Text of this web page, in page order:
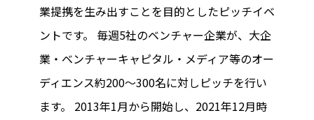
業提携を生み出すことを目的としたピッチイベ
ントです。 毎週5社のベンチャー企業が、大企
業・ベンチャーキャピタル・メディア等のオー
ディエンス約200～300名に対しピッチを行い
ます。 2013年1月から開始し、2021年12月時